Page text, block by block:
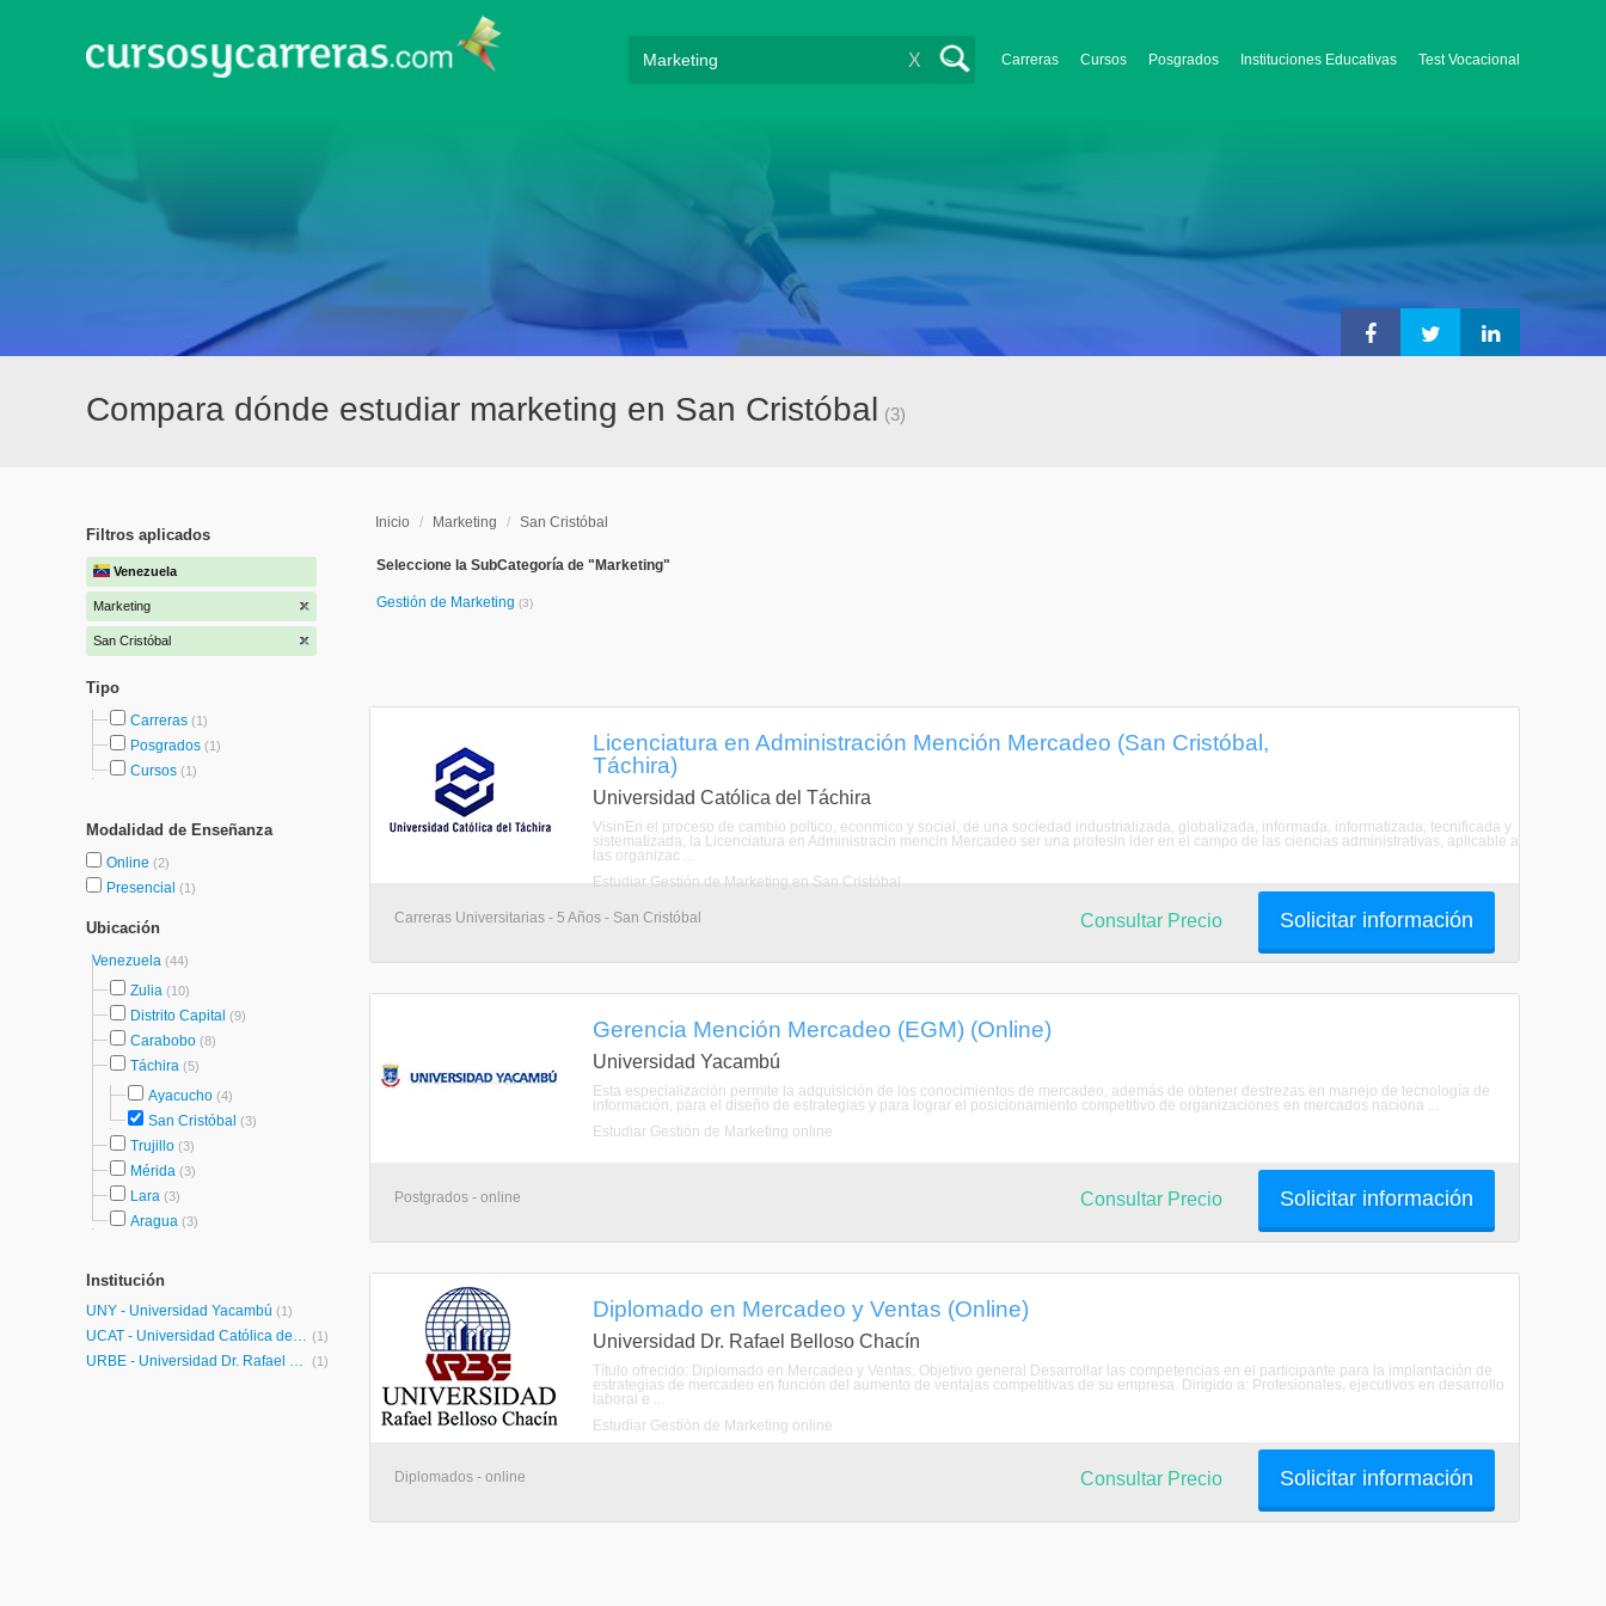
Carreras Cursos Posgrados Instituciones Educativas Test Vocacional
X
Compara dónde estudiar marketing en San Cristóbal (3)
Filtros aplicados
Venezuela
Marketing
San Cristóbal
Tipo
Carreras (1)
Posgrados (1)
Cursos (1)
Modalidad de Enseñanza
Online (2)
Presencial (1)
Ubicación
Venezuela (44)
Zulia (10)
Distrito Capital (9)
Carabobo (8)
Táchira (5)
Ayacucho (4)
San Cristóbal (3)
Trujillo (3)
Mérida (3)
Lara (3)
Aragua (3)
Institución
UNY - Universidad Yacambú (1)
UCAT - Universidad Católica del Táchira (1)
URBE - Universidad Dr. Rafael Belloso Chacín (1)
Inicio / Marketing / San Cristóbal
Seleccione la SubCategoría de "Marketing"
Gestión de Marketing (3)
Licenciatura en Administración Mención Mercadeo (San Cristóbal,
Táchira)
Universidad Católica del Táchira
VisinEn el proceso de cambio poltico, econmico y social, de una sociedad industrializada, globalizada, informada, informatizada, tecnificada y
sistematizada, la Licenciatura en Administracin mencin Mercadeo ser una profesin lder en el campo de las ciencias administrativas, aplicable a
las organizac ...
Estudiar Gestión de Marketing en San Cristóbal
Carreras Universitarias - 5 Años - San Cristóbal Solicitar información
Consultar Precio
Gerencia Mención Mercadeo (EGM) (Online)
Universidad Yacambú
Esta especialización permite la adquisición de los conocimientos de mercadeo, además de obtener destrezas en manejo de tecnología de
información, para el diseño de estrategias y para lograr el posicionamiento competitivo de organizaciones en mercados naciona ...
Estudiar Gestión de Marketing online
Postgrados - online Solicitar información
Consultar Precio
Diplomado en Mercadeo y Ventas (Online)
Universidad Dr. Rafael Belloso Chacín
Título ofrecido: Diplomado en Mercadeo y Ventas. Objetivo general Desarrollar las competencias en el participante para la implantación de
estrategias de mercadeo en función del aumento de ventajas competitivas de su empresa. Dirigido a: Profesionales, ejecutivos en desarrollo
laboral e ...
Estudiar Gestión de Marketing online
Diplomados - online Solicitar información
Consultar Precio